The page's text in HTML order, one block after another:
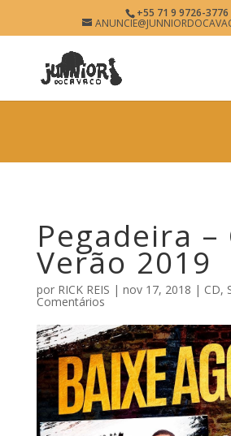
Pegadeira
www.junniordocavaco.com.br
+55 71 9 9726-3776
Pegadeira –
Verão 2019
por RICK REIS | nov 17, 2018 | CD,
Comentários
× Free - In Google Play